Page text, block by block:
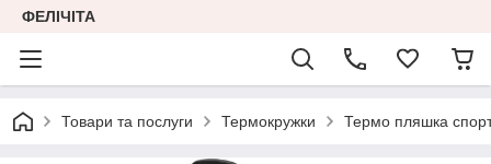
ФЕЛІЧІТА
Товари та послуги Термокружки Термо пляшка